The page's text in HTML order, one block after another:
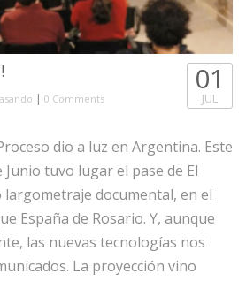
| 0 Comments
01
JUL
dio a luz en Argentina. Este
Junio tuvo lugar el pase de El
largometraje documental, en el
España de Rosario. Y, aunque
las nuevas tecnologías nos
La proyección vino